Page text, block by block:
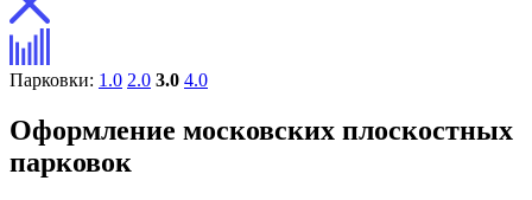
Парковки: 1.0 2.0 3.0 4.0
Оформление московских плоскостных
парковок